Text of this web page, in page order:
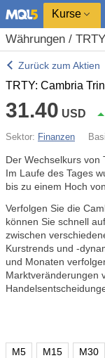
Kurse
Währungen / TRTY
Zurück zum Aktien
TRTY: Cambria
31.40 USD
Sektor: Finanzen
Der Wechselkurs von
Im Laufe des Tages
bis zu einem Hoch
Verfolgen Sie die
können Sie schnell
zwischen
Kurstrends und -
und Monaten
Marktveränderungen
M5 M15 M30